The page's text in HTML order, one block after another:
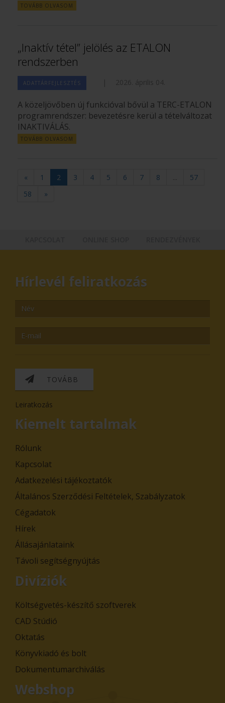
TOVÁBB OLVASOM
„Inaktív tétel” jelölés az ETALON
rendszerben
ADATTÁRFEJLESZTÉS | 2026. április 04.
A közeljövőben új funkcióval bővül a TERC-ETALON
programrendszer: bevezetésre kerül a tételváltozat
INAKTIVÁLÁS.
TOVÁBB OLVASOM
« 1 2 3 4 5 6 7 8
57
58
»
Hírlevél feliratkozás
TOVÁBB
Leiratkozás
Kiemelt tartalmak
Rólunk
Kapcsolat
Adatkezelési tájékoztatók
Általános Szerződési Feltételek, Szabályzatok
Cégadatok
Hírek
Állásajánlataink
Távoli segítségnyújtás
Divíziók
Költségvetés-készítő szoftverek
CAD Stúdió
Oktatás
Könyvkiadó és bolt
Dokumentumarchiválás
Webshop